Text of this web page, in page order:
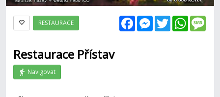
FacebookMessenger
Twitter
RESTAURACE
Restaurace Přístav
Navigovat